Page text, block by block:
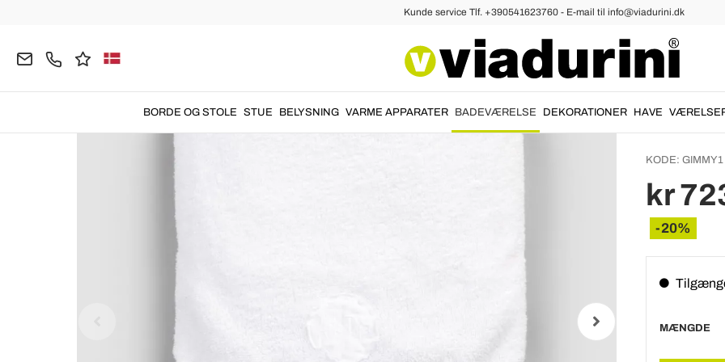
Kunde service Tlf. +390541623760 - E-mail til info@viadurini.dk
BORDE OG STOLE STUE BELYSNING VARME APPARATER BADEVÆRELSE DEKORATIONER HAVE
dekor
KODE: GIMMY1
kr
-20%
MÆNGDE